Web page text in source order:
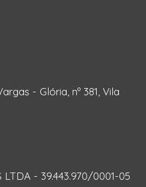
- Glória, nº 381, Vila
LTDA - 39.443.970/0001-05